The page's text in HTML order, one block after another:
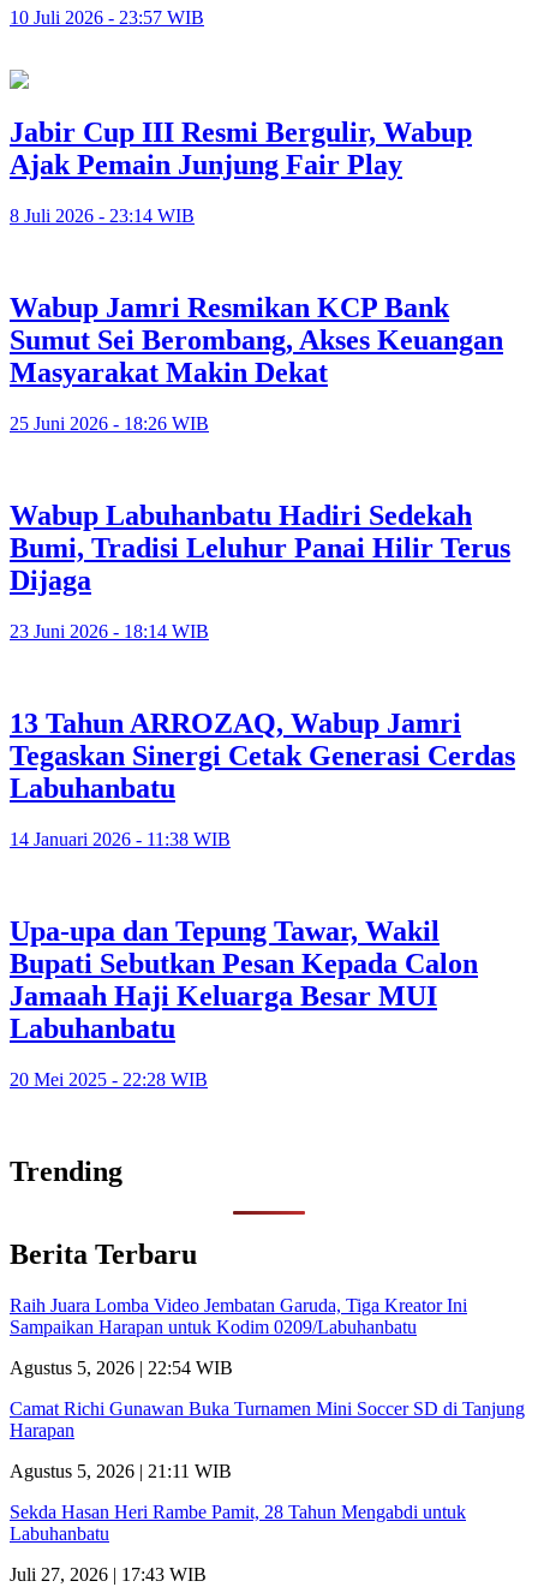
10 Juli 2026 - 23:57 WIB
Jabir Cup III Resmi Bergulir, Wabup
Ajak Pemain Junjung Fair Play
8 Juli 2026 - 23:14 WIB
Wabup Jamri Resmikan KCP Bank
Sumut Sei Berombang, Akses Keuangan
Masyarakat Makin Dekat
25 Juni 2026 - 18:26 WIB
Wabup Labuhanbatu Hadiri Sedekah
Bumi, Tradisi Leluhur Panai Hilir Terus
Dijaga
23 Juni 2026 - 18:14 WIB
13 Tahun ARROZAQ, Wabup Jamri
Tegaskan Sinergi Cetak Generasi Cerdas
Labuhanbatu
14 Januari 2026 - 11:38 WIB
Upa-upa dan Tepung Tawar, Wakil
Bupati Sebutkan Pesan Kepada Calon
Jamaah Haji Keluarga Besar MUI
Labuhanbatu
20 Mei 2025 - 22:28 WIB
Trending
Berita Terbaru
Raih Juara Lomba Video Jembatan Garuda, Tiga Kreator Ini
Sampaikan Harapan untuk Kodim 0209/Labuhanbatu
Agustus 5, 2026 | 22:54 WIB
Camat Richi Gunawan Buka Turnamen Mini Soccer SD di Tanjung
Harapan
Agustus 5, 2026 | 21:11 WIB
Sekda Hasan Heri Rambe Pamit, 28 Tahun Mengabdi untuk
Labuhanbatu
Juli 27, 2026 | 17:43 WIB